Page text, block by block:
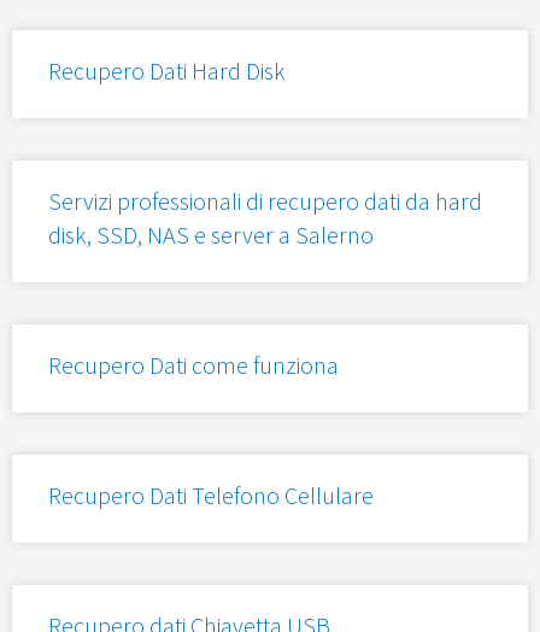
Recupero Dati Hard Disk
Servizi professionali di recupero dati da hard
disk, SSD, NAS e server a Salerno
Recupero Dati come funziona
Recupero Dati Telefono Cellulare
Recupero dati Chiavetta USB